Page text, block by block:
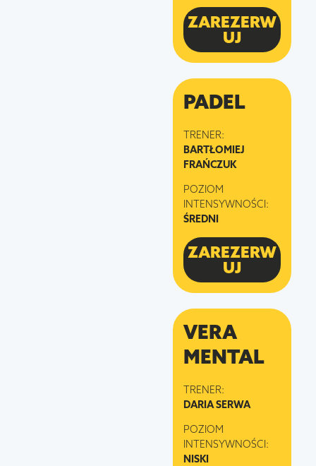
ZAREZERW
UJ
PADEL
TRENER:
BARTŁOMIEJ
FRAŃCZUK
POZIOM
INTENSYWNOŚCI:
ŚREDNI
ZAREZERW
UJ
VERA
MENTAL
TRENER:
DARIA SERWA
POZIOM
INTENSYWNOŚCI:
NISKI